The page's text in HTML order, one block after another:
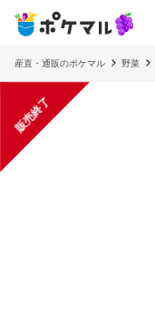
産直・通販のポケマル 野菜
販売終了